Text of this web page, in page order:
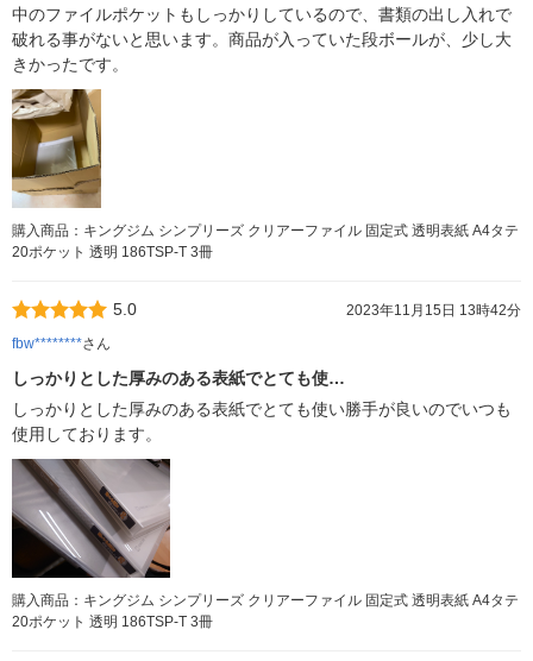
中のファイルポケットもしっかりしているので、書類の出し入れで
破れる事がないと思います。商品が入っていた段ボールが、少し大
きかったです。
購入商品：キングジム シンプリーズ クリアーファイル 固定式 透明表紙 A4タテ
20ポケット 透明 186TSP-T 3冊
5.0
2023年11月15日 13時42分
fbw********さん
しっかりとした厚みのある表紙でとても使…
しっかりとした厚みのある表紙でとても使い勝手が良いのでいつも
使用しております。
購入商品：キングジム シンプリーズ クリアーファイル 固定式 透明表紙 A4タテ
20ポケット 透明 186TSP-T 3冊